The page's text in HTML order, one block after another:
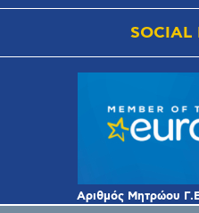
SOCIAL